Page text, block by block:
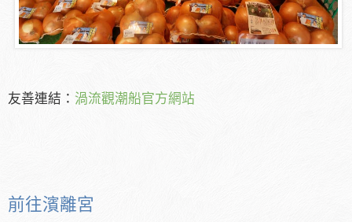
友善連結： 渦流觀潮船官方網站
前往濱離宮